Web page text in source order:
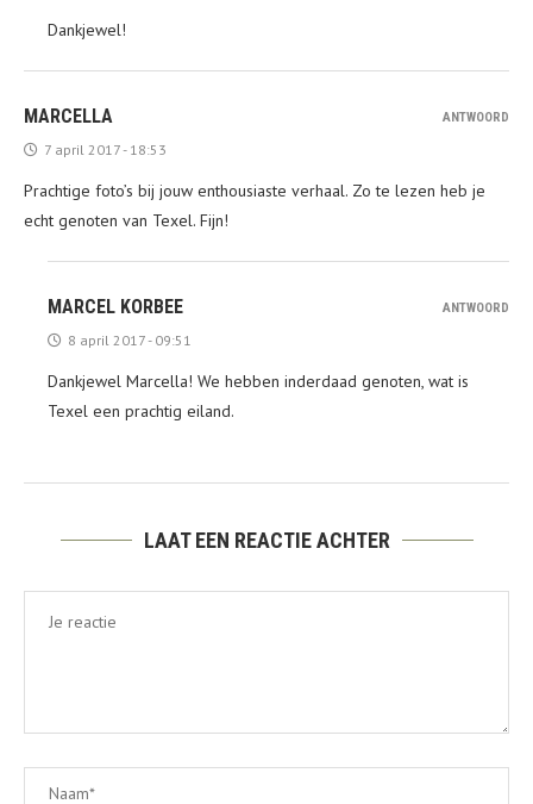
Dankjewel!
MARCELLA
7 april 2017 - 18:53
Prachtige foto’s bij jouw enthousiaste verhaal. Zo te lezen heb je
echt genoten van Texel. Fijn!
ANTWOORD
MARCEL KORBEE
8 april 2017 - 09:51
Dankjewel Marcella! We hebben inderdaad genoten, wat is
Texel een prachtig eiland.
ANTWOORD
LAAT EEN REACTIE ACHTER